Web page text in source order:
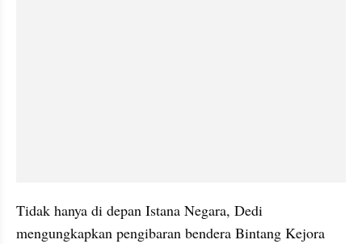
Tidak hanya di depan Istana Negara, Dedi
mengungkapkan pengibaran bendera Bintang Kejora